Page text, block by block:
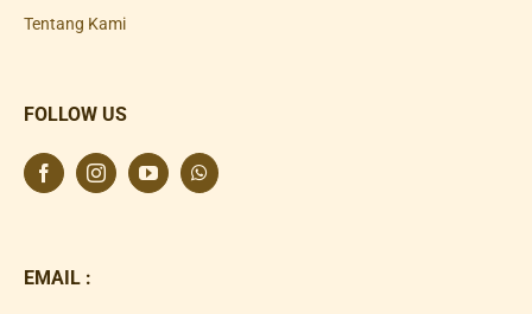
Tentang Kami
FOLLOW US
EMAIL :